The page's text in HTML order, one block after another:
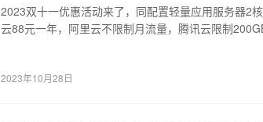
2023双十一优惠活动来了，同配置轻量应用服务器2
云88元一年，阿里云不限制月流量，腾讯云限制
2023年10月28日